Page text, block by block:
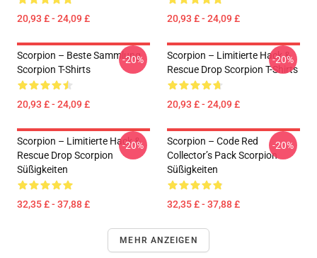
20,93 £ - 24,09 £ 20,93 £ - 24,09 £
Scorpion – Beste Sammlung
Scorpion T-Shirts
20,93 £ - 24,09 £
-20%
Scorpion – Limitierte Hack &
Rescue Drop Scorpion T-Shirts
20,93 £ - 24,09 £
-20%
Scorpion – Limitierte Hack &
Rescue Drop Scorpion
Süßigkeiten
32,35 £ - 37,88 £
-20%
Scorpion – Code Red
Collector’s Pack Scorpion
Süßigkeiten
32,35 £ - 37,88 £
-20%
MEHR ANZEIGEN